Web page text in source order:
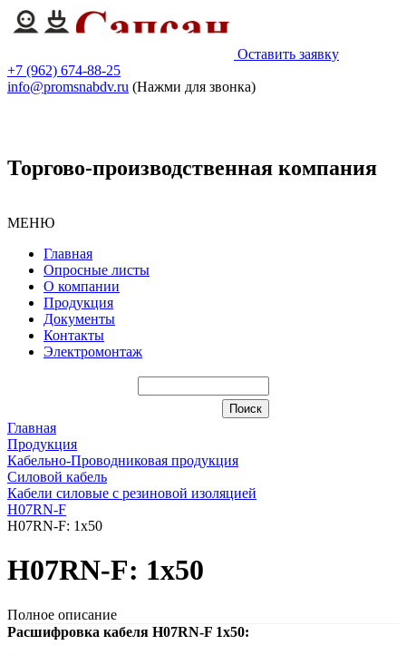
Оставить заявку
+7 (962) 674-88-25
info@promsnabdv.ru (Нажми для звонка)
Торгово-производственная компания
МЕНЮ
Главная
Опросные листы
О компании
Продукция
Документы
Контакты
Электромонтаж
Главная
Продукция
Кабельно-Проводниковая продукция
Силовой кабель
Кабели силовые с резиновой изоляцией
H07RN-F
H07RN-F: 1x50
H07RN-F: 1x50
Полное описание
Расшифровка кабеля H07RN-F 1x50: